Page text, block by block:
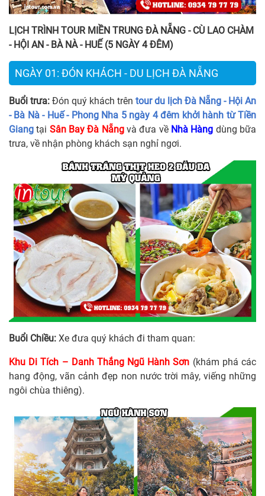
LỊCH TRÌNH TOUR MIỀN TRUNG ĐÀ NẴNG - CÙ LAO CHÀM
- HỘI AN - BÀ NÀ - HUẾ (5 NGÀY 4 ĐÊM)
NGÀY 01: ĐÓN KHÁCH - DU LỊCH ĐÀ NẴNG
Buổi trưa: Đón quý khách trên tour du lịch Đà Nẵng - Hội An
- Bà Nà - Huế - Phong Nha 5 ngày 4 đêm khởi hành từ Tiền
Giang tại Sân Bay Đà Nẵngvà đưa về Nhà Hàng dùng bữa
trưa, về nhận phòng khách sạn nghỉ ngơi.
Buổi Chiều: Xe đưa quý khách đi tham quan:
Khu Di Tích – Danh Thắng Ngũ Hành Sơn (khám phá các
hang động, vãn cảnh đẹp non nước trời mây, viếng những
ngôi chùa thiêng).